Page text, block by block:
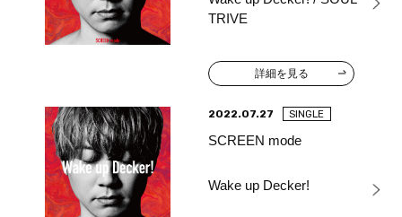
TRIVE
詳細を見る
2022.07.27 SINGLE
SCREEN mode
Wake up Decker!